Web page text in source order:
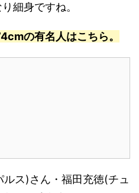
細身ですね。
の有名人はこちら。
ス)さん・福田充徳(チュ